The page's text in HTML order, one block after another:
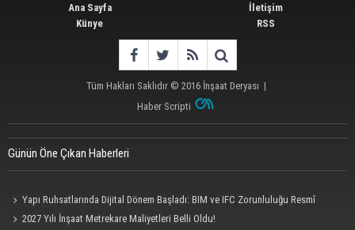
Ana Sayfa
Künye
İletişim
RSS
Tüm Hakları Saklıdır © 2016 İnşaat Deryası |
Haber Scripti
Günün Öne Çıkan Haberleri
Yapı Ruhsatlarında Dijital Dönem Başladı: BIM ve IFC Zorunluluğu Resmî
Gazete'de
2027 Yılı İnşaat Metrekare Maliyetleri Belli Oldu!